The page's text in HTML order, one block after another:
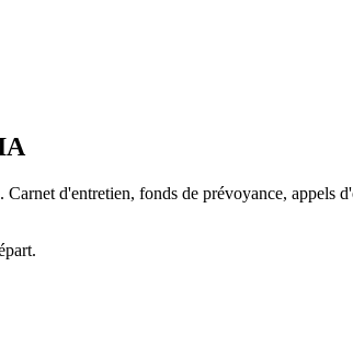
d'entretien, fonds de prévoyance, appels